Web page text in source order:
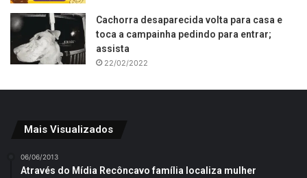
Cachorra desaparecida volta para casa e
toca a campainha pedindo para entrar;
assista
22/02/2022
Mais Visualizados
06/06/2013
Através do Mídia Recôncavo família localiza mulher